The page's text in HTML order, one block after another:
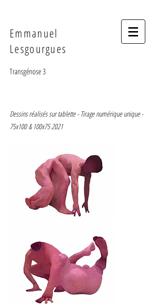
Emmanuel
Lesgourgues
Transgénose 3
Dessins réalisés sur tablette - Tirage numérique unique -
75x100& 100x75 2021